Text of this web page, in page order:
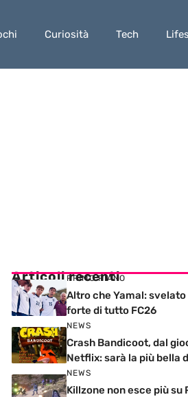
Curiosità Tech
Articoli recenti
PRIMO PIANO
Altro che Yamal:
forte di tutto FC26
NEWS
Crash Bandicoot, dal
Netflix: sarà la più bella
NEWS
Killzone non esce più su